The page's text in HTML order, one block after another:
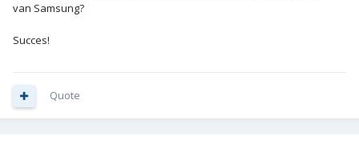
van Samsung?
Succes!
Quote